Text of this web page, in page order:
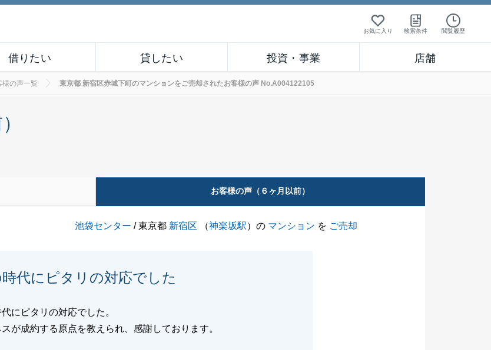
お気に入り 検索条件 閲覧履歴
借りたい 貸したい 投資・事業 店舗
様の声一覧 東京都 新宿区赤城下町のマンションをご売却されたお客様の声 No.A004122105
お客様の声（６ヶ月以前）
池袋センター / 東京都 新宿区 （神楽坂駅）の マンション を ご売却
時代にピタリの対応でした
にピタリの対応でした。
スが成約する原点を教えられ、感謝しております。